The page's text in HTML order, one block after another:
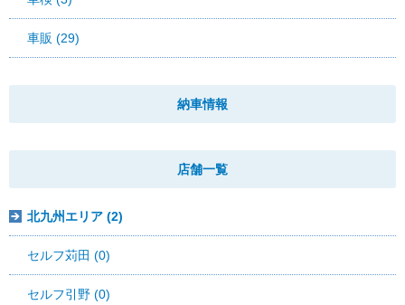
車販 (29)
納車情報
店舗一覧
北九州エリア (2)
セルフ苅田 (0)
セルフ引野 (0)